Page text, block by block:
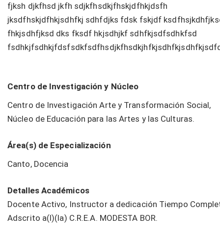
fjksh djkfhsd jkfh sdjkfhsdkjfhskjdfhkjdsfh
jksdfhskjdfhkjsdhfkj sdhfdjks fdsk fskjdf
fhkjsdhfjksd dks fksdf hkjsdhjkf sdhfkjsdfsdhkfsd
Centro de Investigación y Núcleo
Centro de Investigación Arte y Transformación Social,
Núcleo de Educación para las Artes y las Culturas.
Área(s) de Especialización
Canto, Docencia
Detalles Académicos
Docente Activo, Instructor a dedicación Tiempo
Adscrito a(l)(la) C.R.E.A. MODESTA BOR.